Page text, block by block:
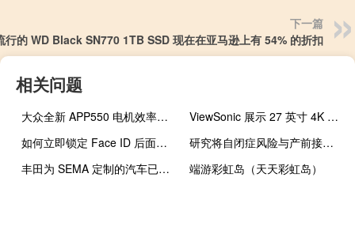
下一篇
行的 WD Black SN770 1TB SSD 现在在亚马逊上有 54% 的折扣
相关问题
大众全新 APP550 电机效率在斯柯达 Enyaq 实际续航里程测试中揭晓
ViewSonic 展示 27 英寸 4K OLED Studio Display 竞争对手
如何立即锁定 Face ID 后面的任何 iPhone 应用程序
研究将自闭症风险与产前接触哮喘药物联系起来
丰田为 SEMA 定制的汽车已准备好进行拉力赛
端游彩虹岛（天天彩虹岛）